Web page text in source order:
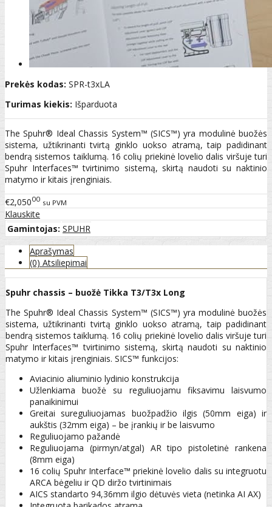
Prekės kodas: SPR-t3xLA
Turimas kiekis: Išparduota
The Spuhr® Ideal Chassis System™ (SICS™) yra modulinė buožės
sistema, užtikrinanti tvirtą ginklo uokso atramą, taip padidinant
bendrą sistemos taiklumą. 16 colių priekinė lovelio dalis viršuje turi
Spuhr Interfaces™ tvirtinimo sistemą, skirtą naudoti su naktinio
matymo ir kitais įrenginiais.
€2,05000 su PVM
Klauskite
Gamintojas: SPUHR
Aprašymas
(0) Atsiliepimai
Spuhr chassis – buožė Tikka T3/T3x Long
The Spuhr® Ideal Chassis System™ (SICS™) yra modulinė buožės
sistema, užtikrinanti tvirtą ginklo uokso atramą, taip padidinant
bendrą sistemos taiklumą. 16 colių priekinė lovelio dalis viršuje turi
Spuhr Interfaces™ tvirtinimo sistemą, skirtą naudoti su naktinio
matymo ir kitais įrenginiais. SICS™ funkcijos:
Aviacinio aliuminio lydinio konstrukcija
Užlenkiama buožė su reguliuojamu fiksavimu laisvumo
panaikinimui
Greitai sureguliuojamas buožpadžio ilgis (50mm eiga) ir
aukštis (32mm eiga) – be įrankių ir be laisvumo
Reguliuojamo pažandė
Reguliuojama (pirmyn/atgal) AR tipo pistoletinė rankena
(8mm eiga)
16 colių Spuhr Interface™ priekinė lovelio dalis su integruotu
ARCA bėgeliu ir QD diržo tvirtinimais
AICS standarto 94,36mm ilgio dėtuvės vieta (netinka AI AX)